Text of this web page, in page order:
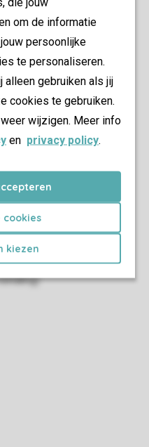
om de informatie
persoonlijke
te personaliseren.
alleen gebruiken als jij
cookies te gebruiken.
wijzigen. Meer info
en privacy policy.
cookies
kiezen
de accommodatie